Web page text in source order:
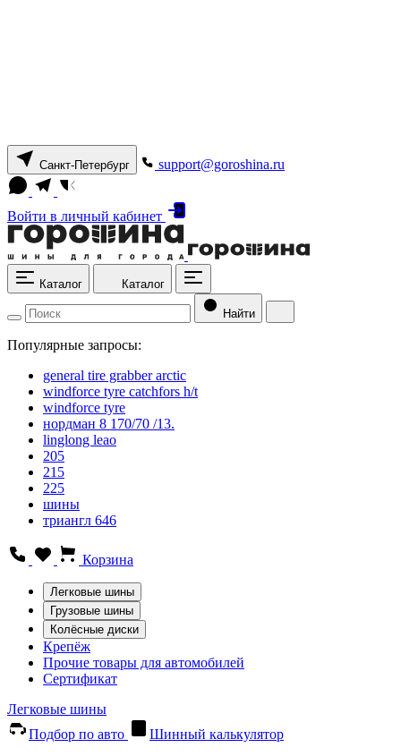
Санкт-Петербург support@goroshina.ru
Войти в личный кабинет
Каталог Каталог
Найти
Популярные запросы:
general tire grabber arctic
windforce tyre catchfors h/t
windforce tyre
нордман 8 170/70 /13.
linglong leao
205
215
225
шины
триангл 646
Корзина
Легковые шины
Грузовые шины
Колёсные диски
Крепёж
Прочие товары для автомобилей
Сертификат
Легковые шины
Подбор по авто
Шинный калькулятор